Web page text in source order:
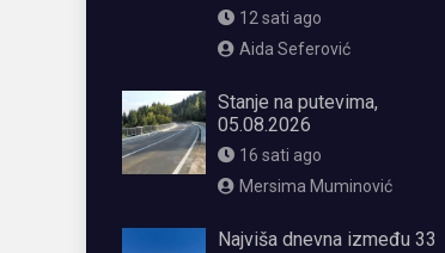
12 sati ago
Aida Seferović
Stanje na putevima,
05.08.2026
16 sati ago
Mersima Muminović
Najviša dnevna između 33